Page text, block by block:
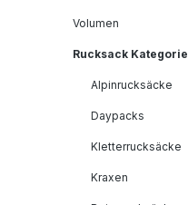
Volumen
Rucksack Kategorie
Alpinrucksäcke
Daypacks
Kletterrucksäcke
Kraxen